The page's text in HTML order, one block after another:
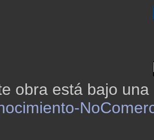
obra está bajo una